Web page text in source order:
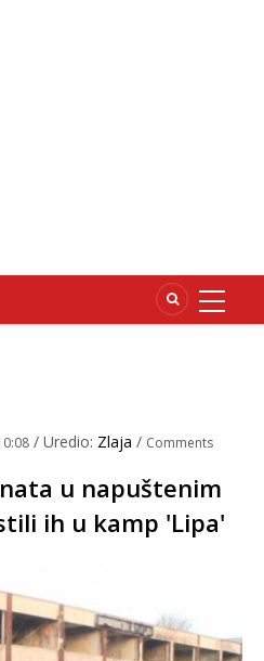
/ Uredio: Zlaja / Comments
u napuštenim
ih u kamp 'Lipa'